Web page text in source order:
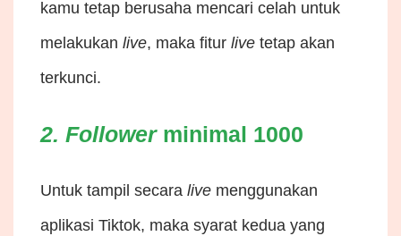
kamu tetap berusaha mencari celah untuk
melakukan live, maka fitur live tetap akan
terkunci.
2. Followerminimal 1000
Untuk tampil secara live menggunakan
aplikasi Tiktok, maka syarat kedua yang